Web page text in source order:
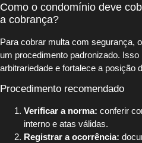
Como o condomínio deve
a cobrança?
Para cobrar multa com segurança,
um procedimento padronizado.
arbitrariedade e fortalece a posição
Procedimento recomendado
Verificar a norma: conferir
interno e atas válidas.
Registrar a ocorrência: